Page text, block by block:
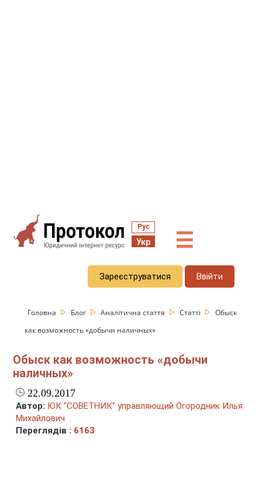
Рус
Укр ☰
Зареєструватися Ввійти
Головна Блог Аналітична стаття Статті
Обыск
как возможность «добычи наличных»
Обыск как возможность «добычи
наличных»
22.09.2017
Автор: ЮК "СОВЕТНИК" управляющий Огородник Илья
Михайлович
Переглядів : 6163